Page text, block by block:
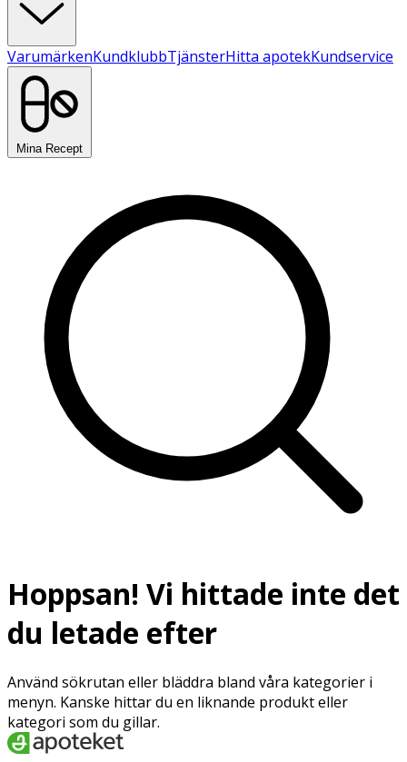
VarumärkenKundklubbTjänsterHitta apotekKundservice
Mina Recept
Hoppsan! Vi hittade inte det
du letade efter
Använd sökrutan eller bläddra bland våra kategorier i
menyn. Kanske hittar du en liknande produkt eller
kategori som du gillar.